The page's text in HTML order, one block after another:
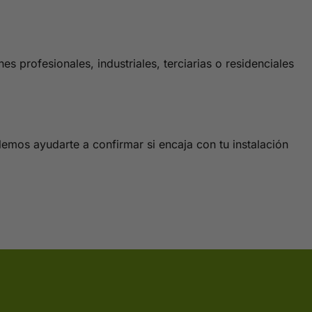
profesionales, industriales, terciarias o residenciales
ayudarte a confirmar si encaja con tu instalación